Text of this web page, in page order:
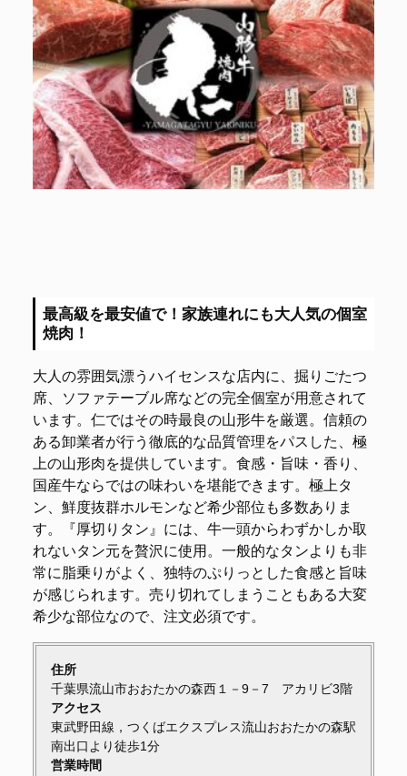
最高級を最安値で！家族連れにも大人気の個室
焼肉！
大人の雰囲気漂うハイセンスな店内に、掘りごたつ
席、ソファテーブル席などの完全個室が用意されて
います。仁ではその時最良の山形牛を厳選。信頼の
ある卸業者が行う徹底的な品質管理をパスした、極
上の山形肉を提供しています。食感・旨味・香り、
国産牛ならではの味わいを堪能できます。極上タ
ン、鮮度抜群ホルモンなど希少部位も多数ありま
す。『厚切りタン』には、牛一頭からわずかしか取
れないタン元を贅沢に使用。一般的なタンよりも非
常に脂乗りがよく、独特のぷりっとした食感と旨味
が感じられます。売り切れてしまうこともある大変
希少な部位なので、注文必須です。
住所
千葉県流山市おおたかの森西１－9－7 アカリビ3階
アクセス
東武野田線，つくばエクスプレス流山おおたかの森駅
南出口より徒歩1分
営業時間